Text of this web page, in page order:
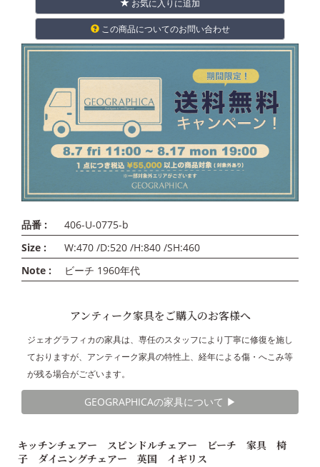
お気に入りに追加
この商品についてのお問い合わせ
品番 :
406-U-0775-b
Size :
W:470 /D:520 /H:840 /SH:460
Note :
ビーチ 1960年代
アンティーク家具をご購入のお客様へ
ジェオグラフィカの家具は、専任のスタッフにより丁寧に修復を施し
ておりますが、アンティーク家具の特性上、経年による傷・へこみ等
が残る場合がございます。
GEOGRAPHICAの家具について ▶︎
キッチンチェアー スピンドルチェアー ビーチ 家具 椅
子 ダイニングチェアー 英国 イギリス